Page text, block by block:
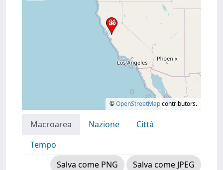
©OpenStreetMapcontributors.
Macroarea Nazione
Città
Tempo
Salva come PNG
Salva come JPEG